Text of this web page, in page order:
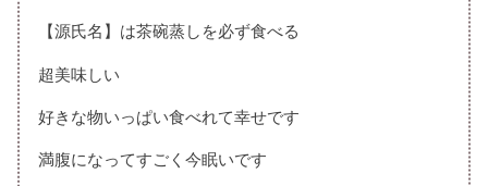
【源氏名】は茶碗蒸しを必ず食べる
超美味しい
好きな物いっぱい食べれて幸せです
満腹になってすごく今眠いです